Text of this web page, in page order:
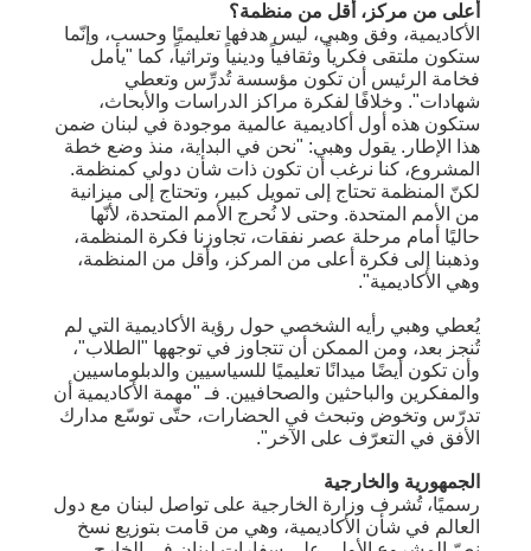
أعلى من مركز، أقل من منظمة؟
الأكاديمية، وفق وهبي، ليس هدفها تعليميًا وحسب، وإنّما
ستكون ملتقى فكرياً وثقافياً ودينياً وتراثياً، كما "يأمل
فخامة الرئيس أن تكون مؤسسة تُدرِّس وتعطي
شهادات". وخلافًا لفكرة مراكز الدراسات والأبحاث،
ستكون هذه أول أكاديمية عالمية موجودة في لبنان ضمن
هذا الإطار. يقول وهبي: "نحن في البداية، منذ وضع خطة
المشروع، كنا نرغب أن تكون ذات شأن دولي كمنظمة.
لكنّ المنظمة تحتاج إلى تمويل كبير، وتحتاج إلى ميزانية
من الأمم المتحدة. وحتى لا نُحرج الأمم المتحدة، لأنّها
حاليًا أمام مرحلة عصر نفقات، تجاوزنا فكرة المنظمة،
وذهبنا إلى فكرة أعلى من المركز، وأقل من المنظمة،
وهي الأكاديمية".
يُعطي وهبي رأيه الشخصي حول رؤية الأكاديمية التي لم
تُنجز بعد، ومن الممكن أن تتجاوز في توجهها "الطلاب"،
وأن تكون أيضًا ميدانًا تعليميًا للسياسيين والدبلوماسيين
والمفكرين والباحثين والصحافيين. فـ "مهمة الأكاديمية أن
تدرّس وتخوض وتبحث في الحضارات، حتّى توسّع مدارك
الأفق في التعرّف على الآخر".
الجمهورية والخارجية
رسميًا، تُشرف وزارة الخارجية على تواصل لبنان مع دول
العالم في شأن الأكاديمية، وهي من قامت بتوزيع نسخ